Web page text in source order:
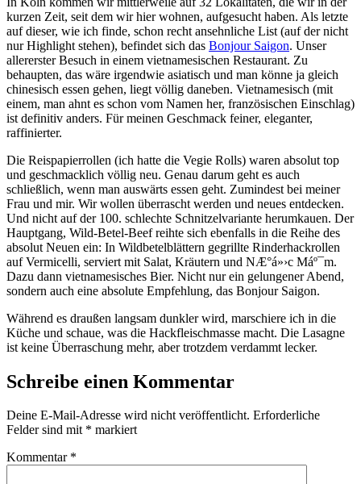
kurzen Zeit, seit dem wir hier wohnen, aufgesucht haben. Als letzte
auf dieser, wie ich finde, schon recht ansehnliche List (auf der nicht
nur Highlight stehen), befindet sich das Bonjour Saigon. Unser
allererster Besuch in einem vietnamesischen Restaurant. Zu
behaupten, das wäre irgendwie asiatisch und man könne ja gleich
chinesisch essen gehen, liegt völlig daneben. Vietnamesisch (mit
einem, man ahnt es schon vom Namen her, französischen Einschlag)
ist definitiv anders. Für meinen Geschmack feiner, eleganter,
raffinierter.
Die Reispapierrollen (ich hatte die Vegie Rolls) waren absolut top
und geschmacklich völlig neu. Genau darum geht es auch
schließlich, wenn man auswärts essen geht. Zumindest bei meiner
Frau und mir. Wir wollen überrascht werden und neues entdecken.
Und nicht auf der 100. schlechte Schnitzelvariante herumkauen. Der
Hauptgang, Wild-Betel-Beef reihte sich ebenfalls in die Reihe des
absolut Neuen ein: In Wildbetelblättern gegrillte Rinderhackrollen
auf Vermicelli, serviert mit Salat, Kräutern und NÆ°á»›c Máº¯m.
Dazu dann vietnamesisches Bier. Nicht nur ein gelungener Abend,
sondern auch eine absolute Empfehlung, das Bonjour Saigon.
Während es draußen langsam dunkler wird, marschiere ich in die
Küche und schaue, was die Hackfleischmasse macht. Die Lasagne
ist keine Überraschung mehr, aber trotzdem verdammt lecker.
Schreibe einen Kommentar
Deine E-Mail-Adresse wird nicht veröffentlicht. Erforderliche
Felder sind mit * markiert
Kommentar *